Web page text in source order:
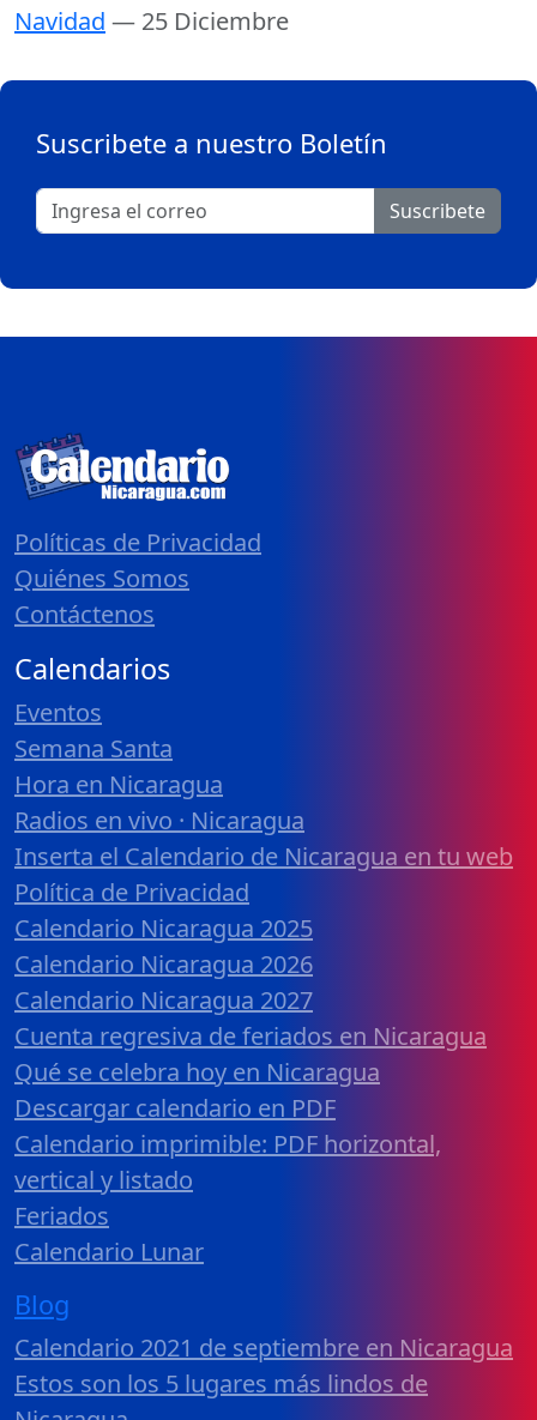
Navidad — 25 Diciembre
Suscribete a nuestro Boletín
Suscribete
Políticas de Privacidad
Quiénes Somos
Contáctenos
Calendarios
Eventos
Semana Santa
Hora en Nicaragua
Radios en vivo · Nicaragua
Inserta el Calendario de Nicaragua en tu web
Política de Privacidad
Calendario Nicaragua 2025
Calendario Nicaragua 2026
Calendario Nicaragua 2027
Cuenta regresiva de feriados en Nicaragua
Qué se celebra hoy en Nicaragua
Descargar calendario en PDF
Calendario imprimible: PDF horizontal,
vertical y listado
Feriados
Calendario Lunar
Blog
Calendario 2021 de septiembre en Nicaragua
Estos son los 5 lugares más lindos de